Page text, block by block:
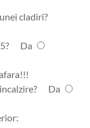
cladiri?
Da
Da